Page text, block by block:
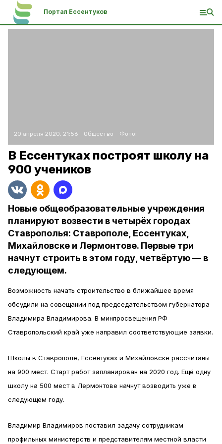
Портал Ессентуков
20 апреля 2020, 21:56 Общество Фото:
В Ессентуках построят школу на
900 учеников
Новые общеобразовательные учреждения
планируют возвести в четырёх городах
Ставрополья: Ставрополе, Ессентуках,
Михайловске и Лермонтове. Первые три
начнут строить в этом году, четвёртую — в
следующем.
Возможность начать строительство в ближайшее время
обсудили на совещании под председательством губернатора
Владимира Владимирова. В минпросвещения РФ
Ставропольский край уже направил соответствующие заявки.
Школы в Ставрополе, Ессентуках и Михайловске рассчитаны
на 900 мест. Старт работ запланирован на 2020 год. Ещё одну
школу на 500 мест в Лермонтове начнут возводить уже в
следующем году.
Владимир Владимиров поставил задачу сотрудникам
профильных министерств и представителям местной власти